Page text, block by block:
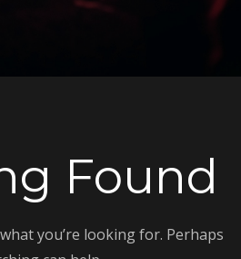
Found
you’re looking for. Perhaps